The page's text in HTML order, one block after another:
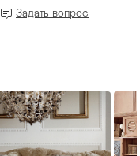
Задать вопрос